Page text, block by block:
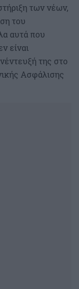
των νέων,
του
αυτά που
είναι
της στο
Ασφάλισης